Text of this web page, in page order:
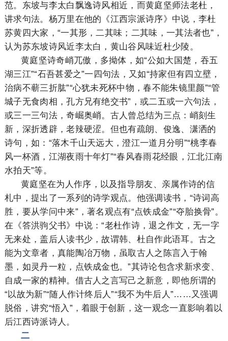
范。东坡与李太白飘逸诗风相近，而黄庭坚师法老杜，
讲求句法。杨万里在他的《江西宗派诗序》中说，李杜
苏黄四大家，“一其形，二其味；二其味，一其法者也”，
认为苏东坡诗风近李太白，黄山谷风味近杜少陵。
黄庭坚诗奇峭兀傲，多拗体，如“公如大国楚，吞五
湖三江”“石吾甚爱之”一四句法，又如“持家但有四立壁，
治病不蕲三折肱”“心犹未死杯中物，春不能朱镜里颜”“管
城子无食肉相，孔方兄有绝交书”，或二五或一六句法，
或三一三句法，奇崛奥峭。古人曾总结为三点：峭刻生
新，深折透辟，老辣硬涩。但也有疏朗、俊逸、潇洒的
诗句，如：“落木千山天远大，澄江一道月分明”“桃李春
风一杯酒，江湖夜雨十年灯”“春风春雨花经眼，江北江南
水拍天”等。
黄庭坚在为人作序，以及指导朋友、亲属作诗的信
札中，提出了一系列的诗学观点。他强调读书，“诗词高
胜，要从学问中来”，著名观点有“点铁成金”“夺胎换骨”。
在《答洪驹父书》中说：“老杜作诗，退之作文，无一字
无来处，盖后人读书少，故谓韩、杜自作此语耳。古之
能为文章者，真能陶冶万物，虽取古人之陈言入于翰
墨，如灵丹一粒，点铁成金也。”其诗论包含求新求变、
自成一家的精神。借古人之言写己之新意，即他所谓的
“以故为新”“随人作计终后人”“我不为牛后人”……又强调
脱俗，讲究“悟入”，着眼于创新，这一观念一直影响着以
后江西诗派诗人。
二